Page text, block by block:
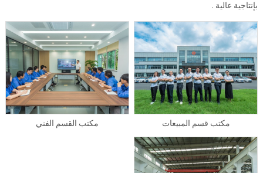
بإنتاجية عالية .
مكتب قسم المبيعات مكتب القسم الفني